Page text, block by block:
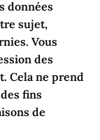
données
sujet,
Vous
des
Cela ne prend
fins
de